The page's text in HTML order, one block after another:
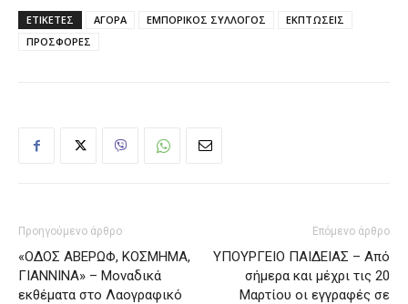
ΕΤΙΚΕΤΕΣ ΑΓΟΡΑ ΕΜΠΟΡΙΚΟΣ ΣΥΛΛΟΓΟΣ
ΕΚΠΤΩΣΕΙΣ
ΠΡΟΣΦΟΡΕΣ
Προηγούμενο άρθρο
«ΟΔΟΣ ΑΒΕΡΩΦ, ΚΟΣΜΗΜΑ,
ΓΙΑΝΝΙΝΑ» – Μοναδικά
εκθέματα στο Λαογραφικό
Επόμενο άρθρο
ΥΠΟΥΡΓΕΙΟ ΠΑΙΔΕΙΑΣ – Από
σήμερα και μέχρι τις 20
Μαρτίου οι εγγραφές σε